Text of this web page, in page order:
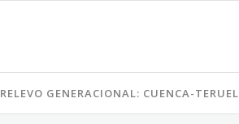
RELEVO GENERACIONAL: CUENCA-TERUEL